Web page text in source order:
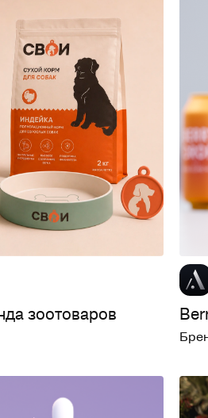
зоотоваров